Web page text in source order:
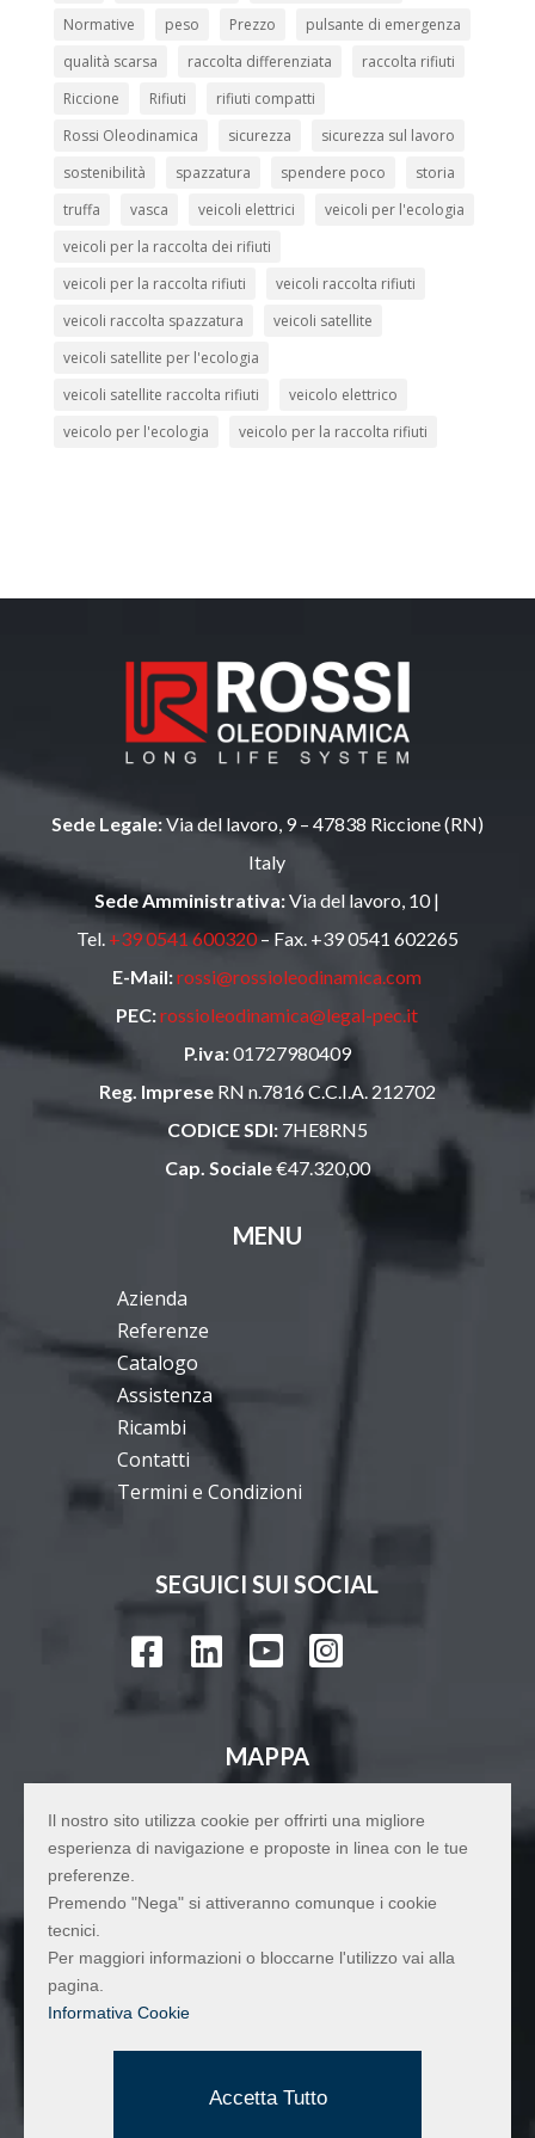
Normative
peso Prezzo
pulsante di emergenza
qualità scarsa
raccolta differenziata
raccolta rifiuti
Riccione
Rifiuti
rifiuti compatti
Rossi Oleodinamica
sicurezza
sicurezza sul lavoro
sostenibilità
spazzatura spendere poco
storia
truffa
vasca veicoli elettrici
veicoli per l'ecologia
veicoli per la raccolta dei rifiuti
veicoli per la raccolta rifiuti
veicoli raccolta rifiuti
veicoli raccolta spazzatura
veicoli satellite
veicoli satellite per l'ecologia
veicoli satellite raccolta rifiuti
veicolo elettrico
veicolo per l'ecologia
veicolo per la raccolta rifiuti
Sede Legale:Via del lavoro, 9 – 47838 Riccione (RN)
Italy
Sede Amministrativa:Via del lavoro, 10 |
Tel. +39 0541 600320– Fax. +39 0541 602265
E-Mail:rossi@rossioleodinamica.com
PEC:rossioleodinamica@legal-pec.it
P.iva:01727980409
Reg. ImpreseRN n.7816 C.C.I.A. 212702
CODICE SDI: 7HE8RN5
Cap. Sociale€47.320,00
MENU
Azienda
Referenze
Catalogo
Assistenza
Ricambi
Contatti
Termini e Condizioni
SEGUICI SUI SOCIAL
   
MAPPA
Il nostro sito utilizza cookie per offrirti una migliore
esperienza di navigazione e proposte in linea con le tue
preferenze.
Premendo "Nega" si attiveranno comunque i cookie
tecnici.
Per maggiori informazioni o bloccarne l'utilizzo vai alla
pagina.
Informativa Cookie
Accetta Tutto